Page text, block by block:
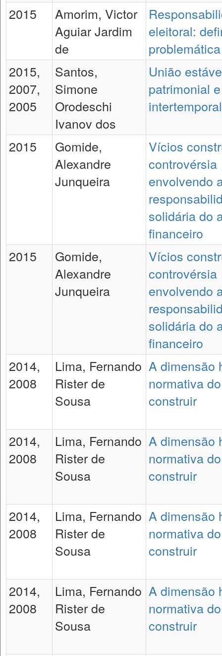
2015
Amorim, Victor
Aguiar Jardim
de
eleitoral:
problemática
2015,
2007,
2005
Santos,
Simone
Orodeschi
Ivanov dos
União
patrimonial
intertemporal
2015
Gomide,
Alexandre
Junqueira
Vícios
controvérsia
envolvendo
solidária do
financeiro
2015
Gomide,
Alexandre
Junqueira
Vícios
controvérsia
envolvendo
solidária do
financeiro
2014,
2008
Lima, Fernando
Rister de
Sousa
A dimensão
normativa
construir
2014,
2008
Lima, Fernando
Rister de
Sousa
A dimensão
normativa
construir
2014,
2008
Lima, Fernando
Rister de
Sousa
A dimensão
normativa
construir
2014,
2008
Lima, Fernando
Rister de
Sousa
A dimensão
normativa
construir